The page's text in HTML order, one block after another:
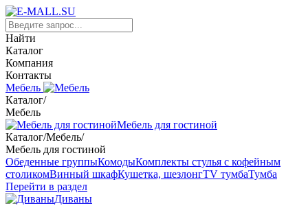
Найти
Каталог
Компания
Контакты
Мебель
Каталог/
Мебель
Мебель для гостиной
Каталог/Мебель/
Мебель для гостиной
Обеденные группыКомодыКомплекты стулья с кофейным
столикомВинный шкафКушетка, шезлонгTV тумбаТумба
Перейти в раздел
Диваны